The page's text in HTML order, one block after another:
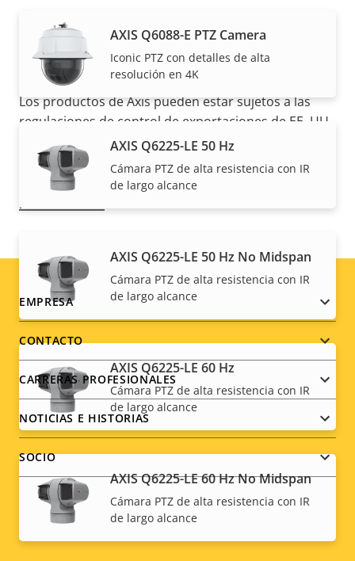
AXIS Q6088-E PTZ Camera
Iconic PTZ con detalles de alta
resolución en 4K
AXIS Q6225-LE 50 Hz
Cámara PTZ de alta resistencia con IR
de largo alcance
AXIS Q6225-LE 50 Hz No Midspan
Cámara PTZ de alta resistencia con IR
de largo alcance
AXIS Q6225-LE 60 Hz
Cámara PTZ de alta resistencia con IR
de largo alcance
AXIS Q6225-LE 60 Hz No Midspan
Cámara PTZ de alta resistencia con IR
de largo alcance
NOTA
Los productos de Axis pueden estar sujetos a las
regulaciones de control de exportaciones de EE. UU.
y la UE, entre otras legislaciones nacionales de
control de exportaciones. Encuentre información
sobre el cumplimiento de las exportaciones de su
Footer
menu
EMPRESA
CONTACTO
CARRERAS PROFESIONALES
NOTICIAS E HISTORIAS
SOCIO
Social